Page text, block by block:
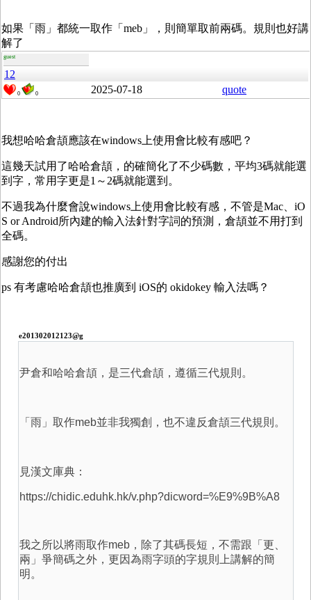
如果「雨」都統一取作「meb」，則簡單取前兩碼。規則也好講
解了
guest
12
0 0 2025-07-18 quote
我想哈哈倉頡應該在windows上使用會比較有感吧？
這幾天試用了哈哈倉頡，的確簡化了不少碼數，平均3碼就能選
到字，常用字更是1～2碼就能選到。
不過我為什麼會說windows上使用會比較有感，不管是Mac、iO
S or Android所內建的輸入法針對字詞的預測，倉頡並不用打到
全碼。
感謝您的付出
ps 有考慮哈哈倉頡也推廣到 iOS的 okidokey 輸入法嗎？
e201302012123@g
尹倉和哈哈倉頡，是三代倉頡，遵循三代規則。
「雨」取作meb並非我獨創，也不違反倉頡三代規則。
見漢文庫典：
https://chidic.eduhk.hk/v.php?dicword=%E9%9B%A8
我之所以將雨取作meb，除了其碼長短，不需跟「更、
兩」爭簡碼之外，更因為雨字頭的字規則上講解的簡
明。